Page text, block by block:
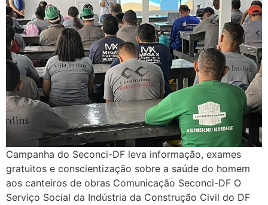
Campanha do Seconci-DF leva informação, exames
gratuitos e conscientização sobre a saúde do homem
aos canteiros de obras Comunicação Seconci-DF O
Serviço Social da Indústria da Construção Civil do DF